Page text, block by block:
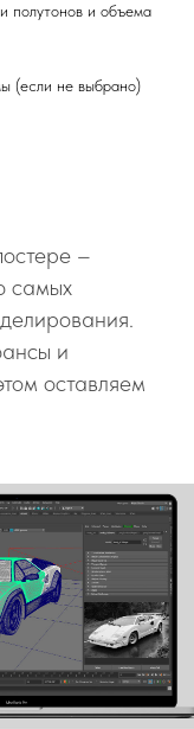
полутонов и объема
(если не выбрано)
–
самых
и
оставляем